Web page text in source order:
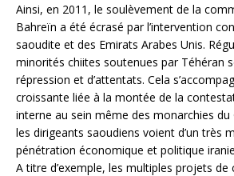
Ainsi, en 2011, le soulèvement de la
Bahreïn a été écrasé par l’intervention
saoudite et des Emirats Arabes Unis.
minorités chiites soutenues par Téhéran
répression et d’attentats. Cela
croissante liée à la montée de la
interne au sein même des monarchies du
les dirigeants saoudiens voient d’un très
pénétration économique et politique
A titre d’exemple, les multiples projets